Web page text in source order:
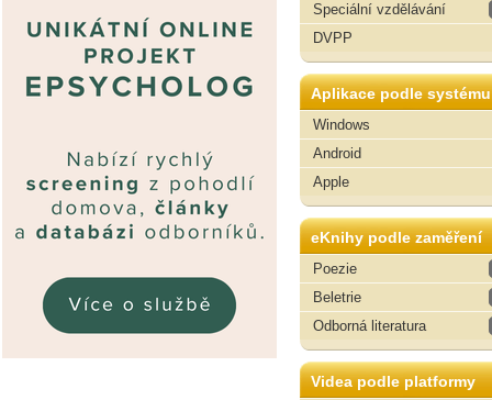
Speciální vzdělávání
DVPP
Aplikace podle systému
Windows
Android
Apple
eKnihy podle zaměření
Poezie
Beletrie
Odborná literatura
Videa podle platformy